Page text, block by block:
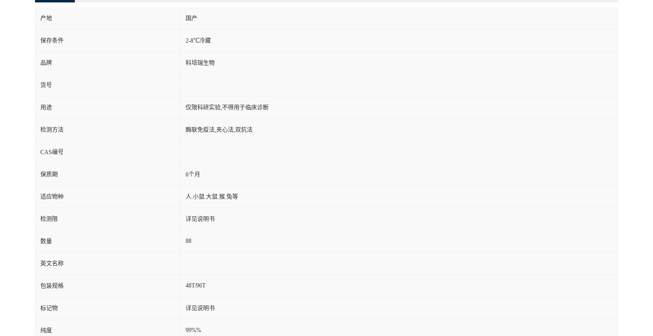
产地 国产
保存条件 2-8℃冷藏
品牌 科培瑞生物
货号
用途 仅限科研实验,不得用于临床诊断
检测方法 酶联免疫法,夹心法,双抗法
CAS编号
保质期 6个月
适应物种 人.小鼠.大鼠.猴.兔等
检测限 详见说明书
数量 88
英文名称
包装规格 48T/96T
标记物 详见说明书
纯度 99%%